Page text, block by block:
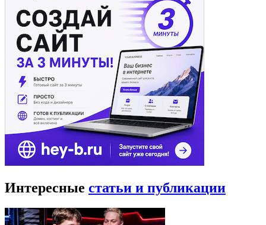
Интересные статьи и публикации